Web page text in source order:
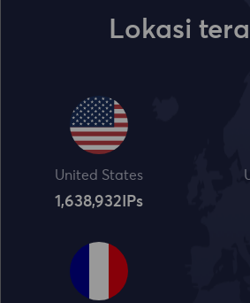
Lokasi
United States
1,638,932 IPs